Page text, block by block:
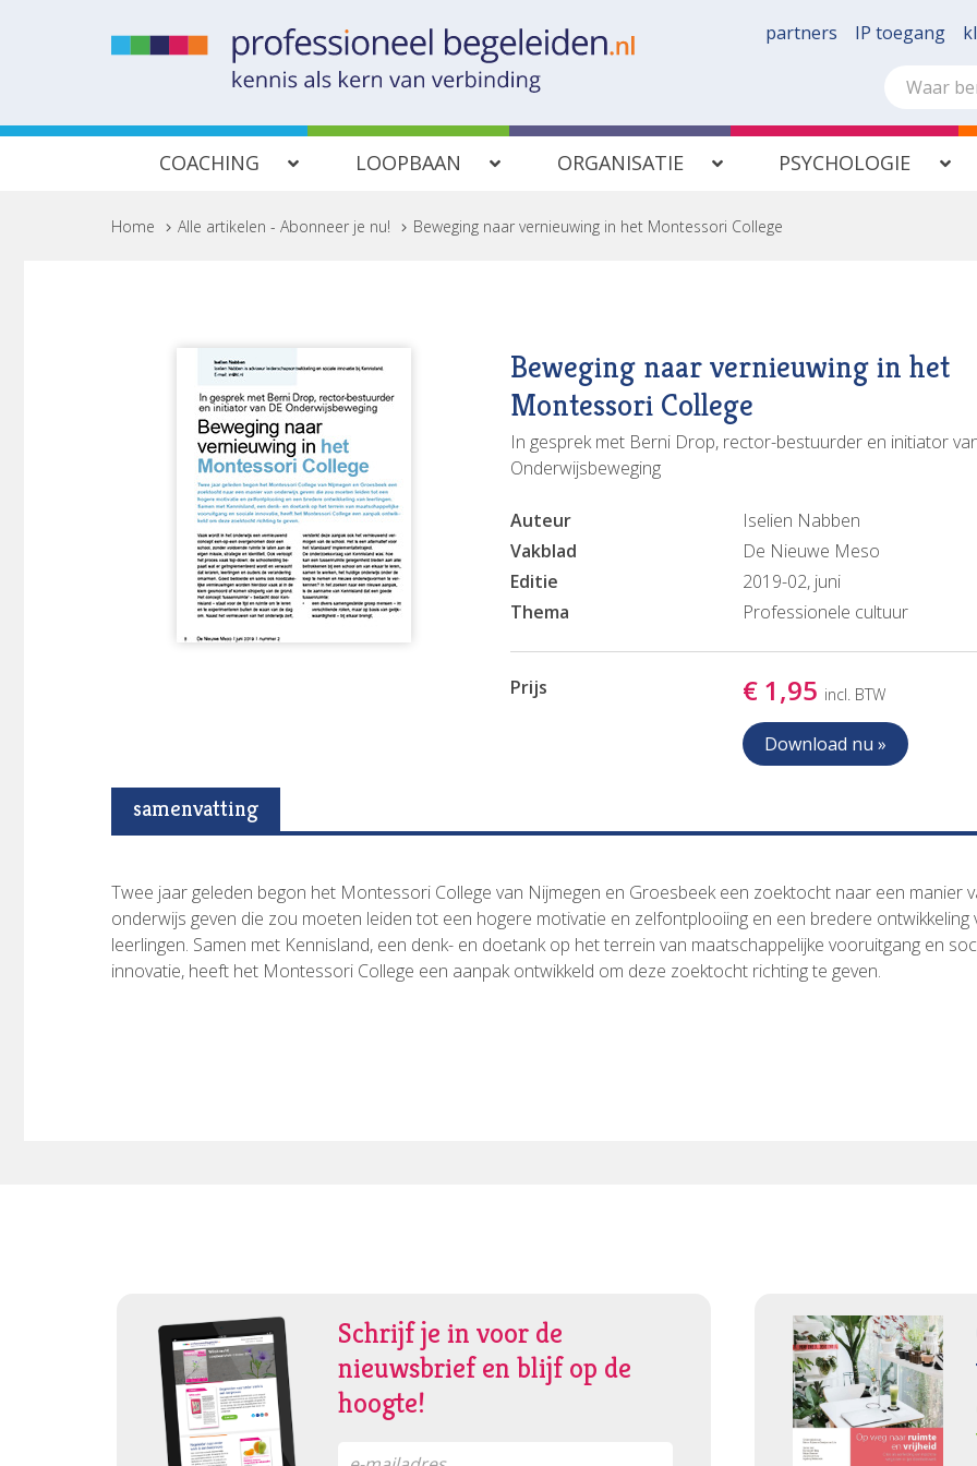
partners IP toegang
COACHING LOOPBAAN ORGANISATIE PSYCHOLOGIE
Home > Alle artikelen - Abonneer je nu! > Beweging naar vernieuwing in het Montessori College
Beweging naar vernieuwing in het
Montessori College
In gesprek met Berni Drop, rector-bestuurder en initiator
Onderwijsbeweging
Auteur
Iselien Nabben
Vakblad
De Nieuwe Meso
Editie
2019-02, juni
Thema
Professionele cultuur
Prijs € 1,95 incl. BTW
Download nu »
samenvatting
Twee jaar geleden begon het Montessori College van Nijmegen en Groesbeek een zoektocht naar een manier
onderwijs geven die zou moeten leiden tot een hogere motivatie en zelfontplooiing en een bredere ontwikkeling
leerlingen. Samen met Kennisland, een denk- en doetank op het terrein van maatschappelijke vooruitgang en
innovatie, heeft het Montessori College een aanpak ontwikkeld om deze zoektocht richting te geven.
Schrijf je in voor de
nieuwsbrief en blijf op de
hoogte!